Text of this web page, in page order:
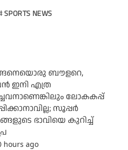
SPORTS NEWS
ബൗളറെ,
ഇനി എത്ര
ലോകകപ്പ്
സൂപ്പര്‍
ഭാവിയെ കുറിച്ച്
hours ago